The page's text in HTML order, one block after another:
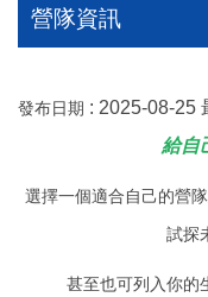
營隊資訊
發布日期 : 2025-08-25
給自
選擇一個適合自己的營
試探
甚至也可列入你的